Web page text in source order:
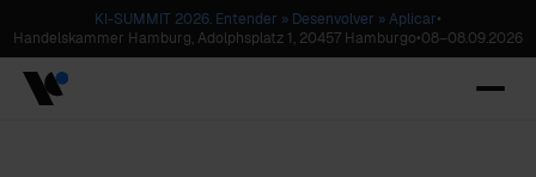
KI-SUMMIT 2026. Entender » Desenvolver » Aplicar•
Handelskammer Hamburg, Adolphsplatz 1, 20457 Hamburgo•08–08.09.2026